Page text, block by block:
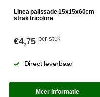
Linea palissade 15x15x60cm
strak tricolore
€4,75 per stuk
Direct leverbaar
Meer informatie